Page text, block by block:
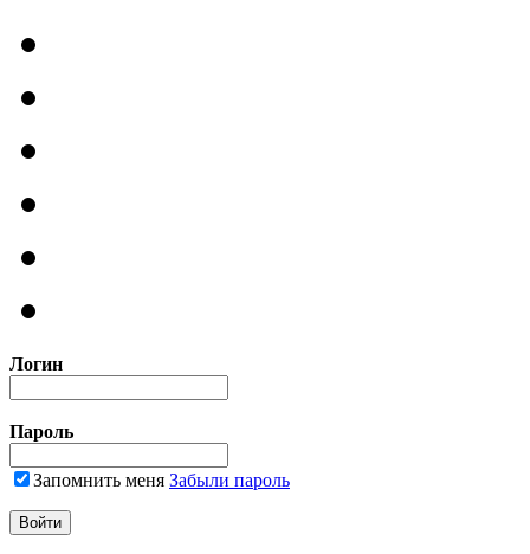
Логин
Пароль
Запомнить меня Забыли пароль